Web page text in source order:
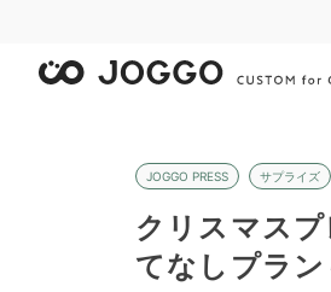
JOGGO PRESS サプライズ
クリスマス
てなしプラ